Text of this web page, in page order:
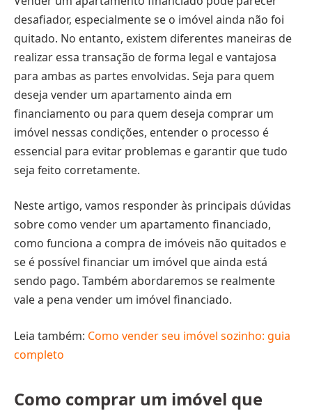
desafiador, especialmente se o imóvel ainda não foi
quitado. No entanto, existem diferentes maneiras de
realizar essa transação de forma legal e vantajosa
para ambas as partes envolvidas. Seja para quem
deseja vender um apartamento ainda em
financiamento ou para quem deseja comprar um
imóvel nessas condições, entender o processo é
essencial para evitar problemas e garantir que tudo
seja feito corretamente.
Neste artigo, vamos responder às principais dúvidas
sobre como vender um apartamento financiado,
como funciona a compra de imóveis não quitados e
se é possível financiar um imóvel que ainda está
sendo pago. Também abordaremos se realmente
vale a pena vender um imóvel financiado.
Leia também: Como vender seu imóvel sozinho: guia
completo
Como comprar um imóvel que